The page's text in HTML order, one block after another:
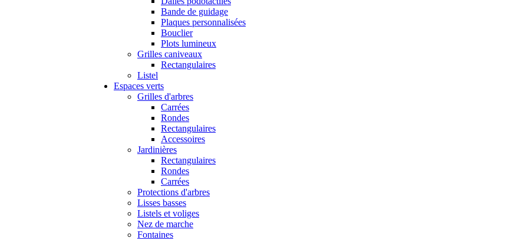
Bande de guidage
Plaques personnalisées
Bouclier
Plots lumineux
Grilles caniveaux
Rectangulaires
Listel
Espaces verts
Grilles d'arbres
Carrées
Rondes
Rectangulaires
Accessoires
Jardinières
Rectangulaires
Rondes
Carrées
Protections d'arbres
Lisses basses
Listels et voliges
Nez de marche
Fontaines